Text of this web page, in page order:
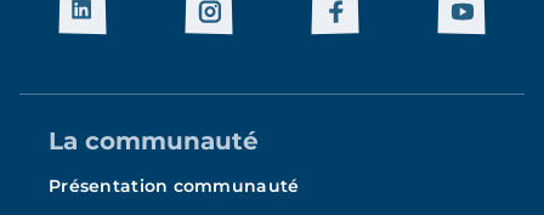
La communauté
Présentation communauté